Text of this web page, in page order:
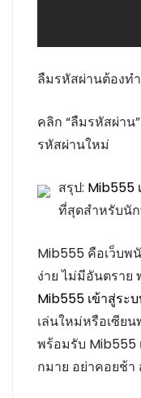
ลืมรหัสผ่านต้องท
คลิก “ลืมรหัสผ่าน
รหัสผ่านใหม่
สรุป: Mib555
ที่สุดสำหรับนั
Mib555 คือเว็บพ
ง่าย ไม่มีอันตราย
Mib555 เข้าสู่ระ
เล่นใหม่หรือเซีย
พร้อมรับ Mib555
กมาย อย่าคอยช้า